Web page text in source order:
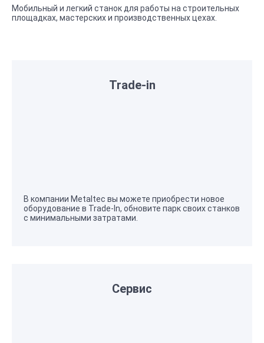
Мобильный и легкий станок для работы на строительных
площадках, мастерских и производственных цехах.
Trade-in
В компании Metaltec вы можете приобрести новое
оборудование в Trade-In, обновите парк своих станков
с минимальными затратами.
Сервис